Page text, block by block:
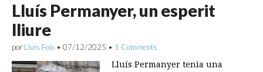
Lluís Permanyer, un esperit
lliure
por Lluís Foix • 07/12/2025 • 1 Comments
Lluís Permanyer tenia una